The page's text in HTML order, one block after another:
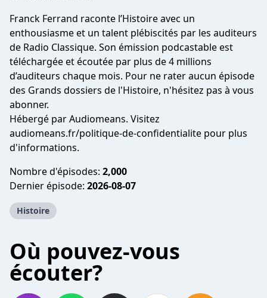
Franck Ferrand raconte l’Histoire avec un
enthousiasme et un talent plébiscités par les auditeurs
de Radio Classique. Son émission podcastable est
téléchargée et écoutée par plus de 4 millions
d’auditeurs chaque mois. Pour ne rater aucun épisode
des Grands dossiers de l'Histoire, n'hésitez pas à vous
abonner.
Hébergé par Audiomeans. Visitez
audiomeans.fr/politique-de-confidentialite pour plus
d'informations.
Nombre d'épisodes: 2,000
Dernier épisode: 2026-08-07
Histoire
Où pouvez-vous
écouter?